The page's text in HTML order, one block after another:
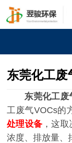
东莞化工废
东莞化工废
工废气VOCs的
处理设备 ，这
浓度、排放量、